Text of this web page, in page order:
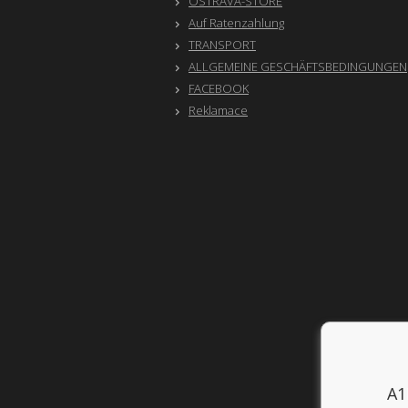
Auf Ratenzahlung
TRANSPORT
ALLGEMEINE GESCHÄFTSBEDINGUNGEN
FACEBOOK
Reklamace